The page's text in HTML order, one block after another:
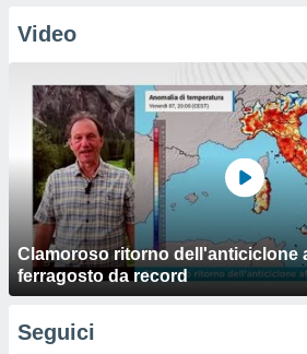
Video
Clamoroso ritorno dell'anticiclone
ferragosto da record
Seguici